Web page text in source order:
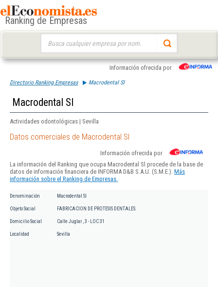
Ranking de Empresas
Información ofrecida por
Directorio Ranking Empresas Macrodental Sl
Macrodental Sl
Actividades odontológicas | Sevilla
Datos comerciales de Macrodental Sl
Información ofrecida por
La información del Ranking que ocupa Macrodental Sl procede de la base de
datos de información financiera de INFORMA D&B S.A.U. (S.M.E.). Más
información sobre el Ranking de Empresas.
Denominación Macrodental Sl
Objeto Social FABRICACION DE PROTESIS DENTALES.
Domicilio Social Calle Juglar , 3 - LOC 31
Localidad Sevilla